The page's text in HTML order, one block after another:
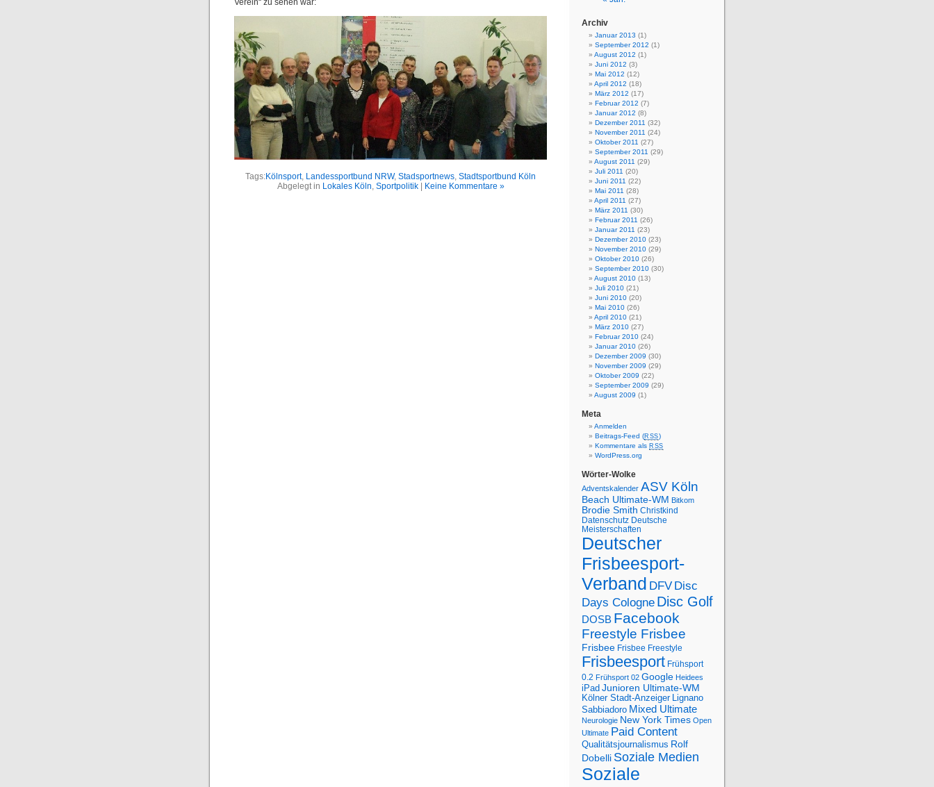
Verein“ zu sehen war:
Tags:Kölnsport, Landessportbund NRW, Stadsportnews Stadtsportbund Köln
Abgelegt in Lokales Köln Sportpolitik| Keine Kommentare »
Archiv
Januar 2013 (1)
September 2012 (1)
August 2012 (1)
Juni 2012 (3)
Mai 2012 (12)
April 2012 (18)
März 2012 (17)
Februar 2012 (7)
Januar 2012 (8)
Dezember 2011 (32)
November 2011 (24)
Oktober 2011 (27)
September 2011 (29)
August 2011 (29)
Juli 2011 (20)
Juni 2011 (22)
Mai 2011 (28)
April 2011 (27)
März 2011 (30)
Februar 2011 (26)
Januar 2011 (23)
Dezember 2010 (23)
November 2010 (29)
Oktober 2010 (26)
September 2010 (30)
August 2010 (13)
Juli 2010 (21)
Juni 2010 (20)
Mai 2010 (26)
April 2010 (21)
März 2010 (27)
Februar 2010 (24)
Januar 2010 (26)
Dezember 2009 (30)
November 2009 (29)
Oktober 2009 (22)
September 2009 (29)
August 2009 (1)
Meta
Anmelden
Beitrags-Feed (RSS)
Kommentare als RSS
WordPress.org
Wörter-Wolke
Adventskalender ASV Köln
Beach Ultimate-WM Bitkom
Brodie Smith Christkind
Datenschutz Deutsche
Meisterschaften
Deutscher
Frisbeesport-
Verband DFV Disc
Days Cologne Disc Golf
DOSB Facebook
Freestyle Frisbee
Frisbee Frisbee Freestyle
Frisbeesport Frühsport
0.2 Frühsport 02 Google Heidees
iPad Junioren Ultimate-WM
Kölner Stadt-Anzeiger Lignano
Sabbiadoro Mixed Ultimate
Neurologie New York Times Open
Ultimate Paid Content
Qualitätsjournalismus Rolf
Dobelli Soziale Medien
Soziale